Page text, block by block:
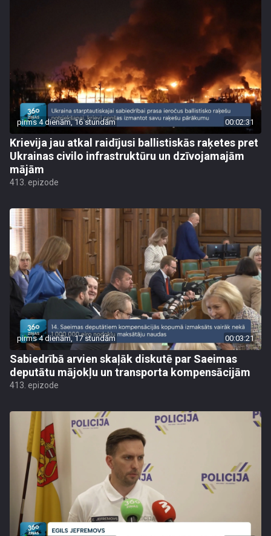
pirms 4 dienām, 16 stundām 00:02:31
Krievija jau atkal raidījusi ballistiskās raķetes pret
Ukrainas civilo infrastruktūru un dzīvojamajām
mājām
413. epizode
pirms 4 dienām, 17 stundām 00:03:21
Sabiedrībā arvien skaļāk diskutē par Saeimas
deputātu mājokļu un transporta kompensācijām
413. epizode